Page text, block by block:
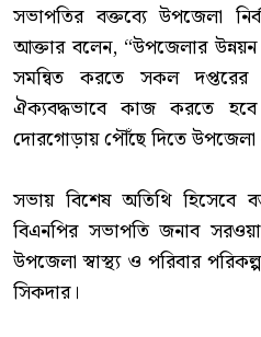
‎সভাপতির বক্তব্যে উপজেলা
আক্তার বলেন, “উপজেলার
সমন্বিত করতে সকল দপ্তরের
ঐক্যবদ্ধভাবে কাজ করতে
দোরগোড়ায় পৌঁছে দিতে উপজেলা
‎সভায় বিশেষ অতিথি হিসেবে
বিএনপির সভাপতি জনাব
উপজেলা স্বাস্থ্য ও পরিবার
সিকদার।